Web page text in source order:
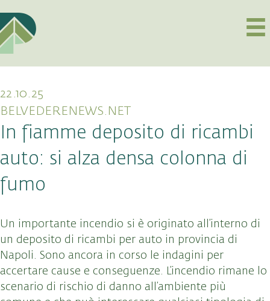
22.10.25
BELVEDERENEWS.NET
In fiamme deposito di ricambi
auto: si alza densa colonna di
fumo
Un importante incendio si è originato all’interno di
un deposito di ricambi per auto in provincia di
Napoli. Sono ancora in corso le indagini per
accertare cause e conseguenze. L’incendio rimane lo
scenario di rischio di danno all’ambiente più